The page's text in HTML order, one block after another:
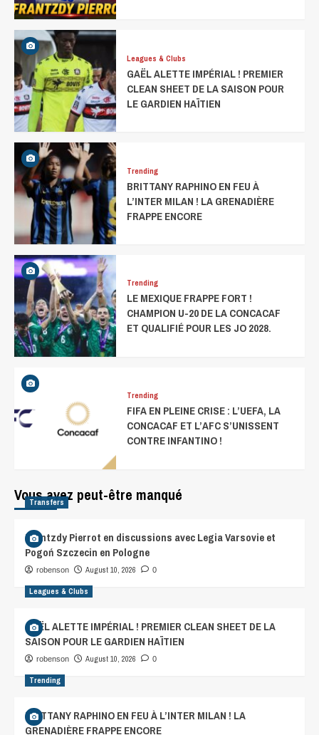
Leagues & Clubs
GAËL ALETTE IMPÉRIAL ! PREMIER
CLEAN SHEET DE LA SAISON POUR
LE GARDIEN HAÏTIEN
Trending
BRITTANY RAPHINO EN FEU À
L’INTER MILAN ! LA GRENADIÈRE
FRAPPE ENCORE
Trending
LE MEXIQUE FRAPPE FORT !
CHAMPION U-20 DE LA CONCACAF
ET QUALIFIÉ POUR LES JO 2028.
Trending
FIFA EN PLEINE CRISE : L’UEFA, LA
CONCACAF ET L’AFC S’UNISSENT
CONTRE INFANTINO !
Vous avez peut-être manqué
Transfers
Frantzdy Pierrot en discussions avec Legia Varsovie et
Pogoń Szczecin en Pologne
robenson August 10, 2026 0
Leagues & Clubs
GAËL ALETTE IMPÉRIAL ! PREMIER CLEAN SHEET DE LA
SAISON POUR LE GARDIEN HAÏTIEN
robenson August 10, 2026 0
Trending
BRITTANY RAPHINO EN FEU À L’INTER MILAN ! LA
GRENADIÈRE FRAPPE ENCORE